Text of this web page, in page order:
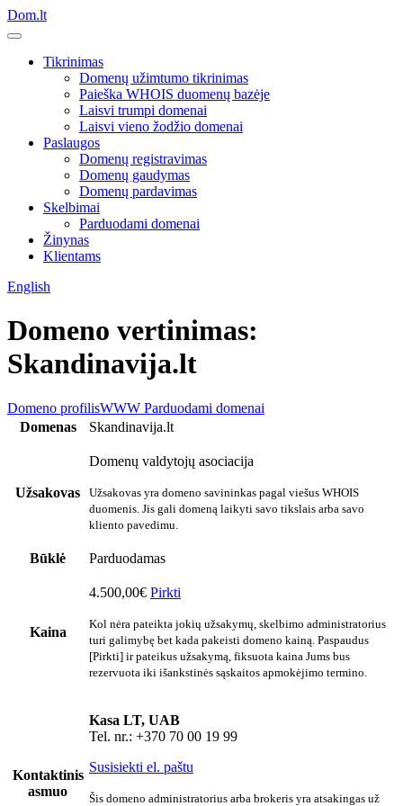
Dom.lt
Tikrinimas
Domenų užimtumo tikrinimas
Paieška WHOIS duomenų bazėje
Laisvi trumpi domenai
Laisvi vieno žodžio domenai
Paslaugos
Domenų registravimas
Domenų gaudymas
Domenų pardavimas
Skelbimai
Parduodami domenai
Žinynas
Klientams
English
Domeno vertinimas:
Skandinavija.lt
Domeno profilisWWW Parduodami domenai
Domenas
Skandinavija.lt
Užsakovas
Domenų valdytojų asociacija
Užsakovas yra domeno savininkas pagal viešus WHOIS
duomenis. Jis gali domeną laikyti savo tikslais arba savo
kliento pavedimu.
Būklė Parduodamas
Kaina
4.500,00€ Pirkti
Kol nėra pateikta jokių užsakymų, skelbimo administratorius
turi galimybę bet kada pakeisti domeno kainą. Paspaudus
[Pirkti] ir pateikus užsakymą, fiksuota kaina Jums bus
rezervuota iki išankstinės sąskaitos apmokėjimo termino.
Kontaktinis
asmuo
Kasa LT, UAB
Tel. nr.: +370 70 00 19 99
Susisiekti el. paštu
Šis domeno administratorius arba brokeris yra atsakingas už